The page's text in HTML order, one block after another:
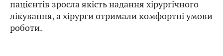
пацієнтів зросла якість надання хірургічного
лікування, а хірурги отримали комфортні умови
роботи.